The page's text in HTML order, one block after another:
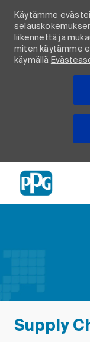
Käytämme
liikennettä ja
miten käytämme
käymällä
Supply